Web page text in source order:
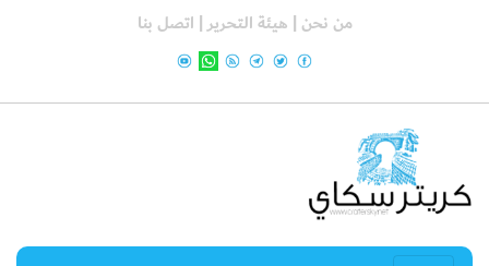
من نحن | هيئة التحرير | اتصل بنا